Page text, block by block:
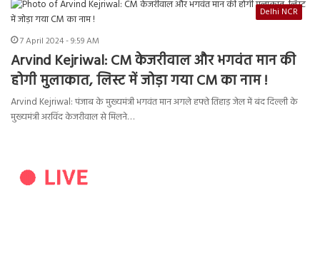
Delhi NCR
7 April 2024 - 9:59 AM
Arvind Kejriwal: CM केजरीवाल और भगवंत मान की
होगी मुलाकात, लिस्ट में जोड़ा गया CM का नाम !
Arvind Kejriwal: पंजाब के मुख्यमंत्री भगवंत मान अगले हफ्ते तिहाड़ जेल में बंद दिल्ली के
मुख्यमंत्री अरविंद केजरीवाल से मिलने…